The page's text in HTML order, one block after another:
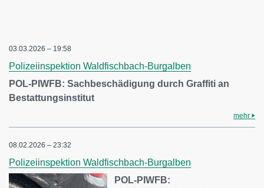
03.03.2026 – 19:58
Polizeiinspektion Waldfischbach-Burgalben
POL-PIWFB: Sachbeschädigung durch Graffiti an
Bestattungsinstitut
mehr
08.02.2026 – 23:32
Polizeiinspektion Waldfischbach-Burgalben
POL-PIWFB: